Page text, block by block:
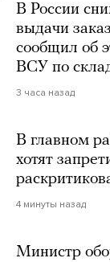
В России
выдачи
сообщил об
ВСУ по
3 часа назад
В главном
хотят
4 минуты назад
Министр